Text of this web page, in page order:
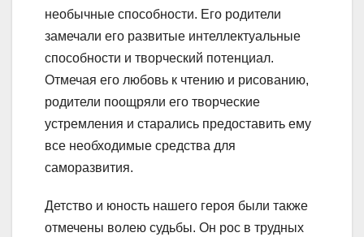
необычные способности. Его родители
замечали его развитые интеллектуальные
способности и творческий потенциал.
Отмечая его любовь к чтению и рисованию,
родители поощряли его творческие
устремления и старались предоставить ему
все необходимые средства для
саморазвития.
Детство и юность нашего героя были также
отмечены волею судьбы. Он рос в трудных